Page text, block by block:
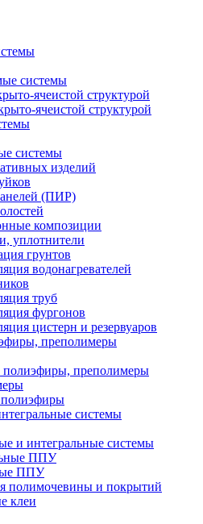
системы
ячеистой структурой
ячеистой структурой
системы
изделий
(ПИР)
композиции
уплотнители
грунтов
водонагревателей
труб
фургонов
цистерн и резервуаров
преполимеры
преполимеры
системы
и интегральные системы
ППУ
ППУ
полимочевины и покрытий
клеи